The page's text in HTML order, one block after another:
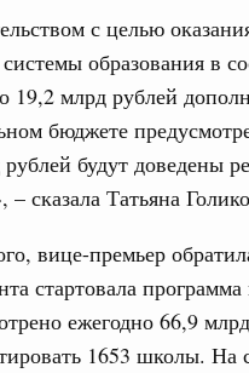
с целью
образования в
19,2 млрд рублей
бюджете
будут доведены
– сказала Татьяна
вице-премьер
стартовала
ежегодно 66,9
1653 школы. На
промышленной политики
Ярославскую
Федерации.
и обновили
территорий
сельских